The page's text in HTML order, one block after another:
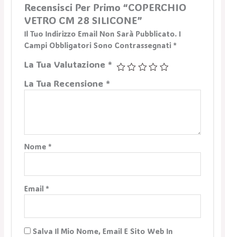
Recensisci Per Primo “COPERCHIO
VETRO CM 28 SILICONE”
Il Tuo Indirizzo Email Non Sarà Pubblicato. I
Campi Obbligatori Sono Contrassegnati *
La Tua Valutazione *
La Tua Recensione *
Nome *
Email *
Salva Il Mio Nome, Email E Sito Web In